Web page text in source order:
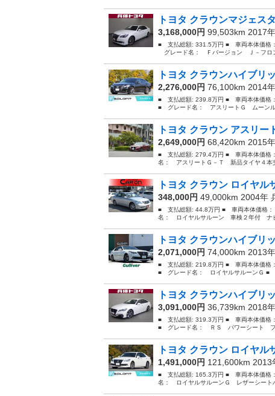
トヨタ クラウンマジェ
3,168,000円 99,503km 2017年
■ 支払総額: 331.5万円 ■ 車両本体価
グレード名： Ｆバージョン Ｊ－フロ
トヨタ クラウンハイブ
2,276,000円 76,100km 2014年
■ 支払総額: 239.8万円 ■ 車両本体価
■ グレード名： アスリートＧ ムーン
トヨタ クラウン アスリ
2,649,000円 68,420km 2015年
■ 支払総額: 279.4万円 ■ 車両本体価
名： アスリートＧ－Ｔ 新品タイヤ４本
トヨタ クラウン ロイ
348,000円 49,000km 2004年
■ 支払総額: 44.8万円 ■ 車両本体価格
名： ロイヤルサルーン 車検２年付
トヨタ クラウンハイブリ
2,071,000円 74,000km 2013年
■ 支払総額: 219.8万円 ■ 車両本体価
■ グレード名： ロイヤルサルーンＧ
トヨタ クラウンハイブ
3,091,000円 36,739km 2018年
■ 支払総額: 319.3万円 ■ 車両本体価
■ グレード名： ＲＳ パワーシート フ
トヨタ クラウン ロイヤ
1,491,000円 121,600km 2013
■ 支払総額: 165.3万円 ■ 車両本体価
名： ロイヤルサルーンＧ レザーシート